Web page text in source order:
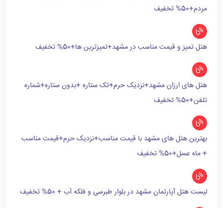
مردم+50% تخفیف
هتل تمیز و قیمت مناسب در مشهد+تمیزترین ها+50% تخفیف
هتل های ارزان مشهد+نزدیک حرم+تک ستاره +بدون ستاره+شماره
تلفن+50% تخفیف
بهترین هتل های مشهد با قیمت مناسب+نزدیک حرم+قیمت مناسب
+ ماه عسل+50% تخفیف
لیست هتل آپارتمان مشهد در بلوار طبرسی و فلکه آب + 50% تخفیف